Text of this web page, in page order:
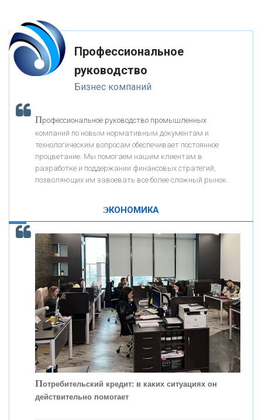
«ФК ОТКРЫТИЕ»
«ЗАПСИБКОМБАНК»
«РОСЕВРОБАНК»
«ПРЕСС-СЛУЖБА ВТБ24»
«АВТОГРАДБАНК»
ОНАС
КОНТАКТЫ
К ак Система быстрых платежей за пять лет
Профессиональное
руководство
Бизнес компаний
Профессиональное руководство промышленных
компаний по новым нормативным документам и
технологическим вопросам обеспечивает постоянное
процветание. Мы помогаем нашим клиентам в
разработке и поддержании финансовых стратегий,
позволяющих им завоевать все более сложный рынок.
ЭКОНОМИКА
Потребительский кредит: в каких ситуациях он
действительно помогает